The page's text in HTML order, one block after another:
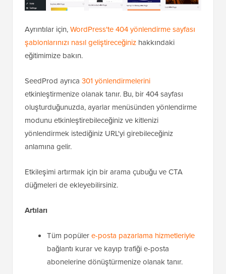
Ayrıntılar için,WordPress'te 404 yönlendirme sayfası
şablonlarınızı nasıl geliştireceğiniz hakkındaki
eğitimimize bakın.
SeedProd ayrıca 301 yönlendirmelerini
etkinleştirmenize olanak tanır. Bu, bir 404 sayfası
oluşturduğunuzda, ayarlar menüsünden yönlendirme
modunu etkinleştirebileceğiniz ve kitlenizi
yönlendirmek istediğiniz URL'yi girebileceğiniz
anlamına gelir.
Etkileşimi artırmak için bir arama çubuğu ve CTA
düğmeleri de ekleyebilirsiniz.
Artıları
Tüm popülere-posta pazarlama hizmetleriyle
bağlantı kurar ve kayıp trafiği e-posta
abonelerine dönüştürmenize olanak tanır.